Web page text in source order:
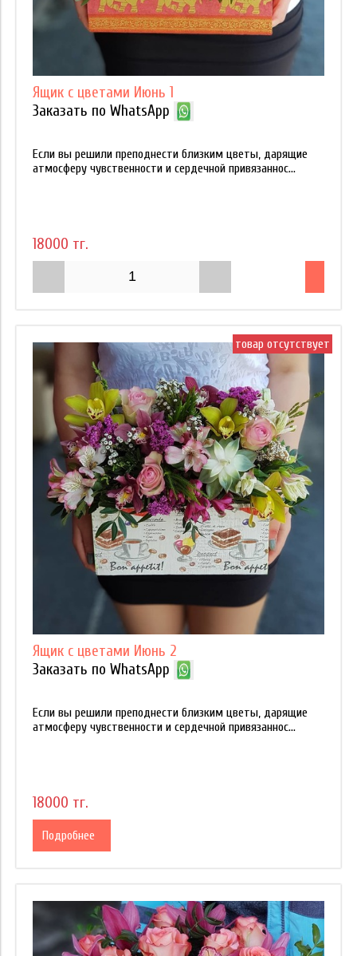
Ящик с цветами Июнь 1
Заказать по WhatsApp
Если вы решили преподнести близким цветы, дарящие
атмосферу чувственности и сердечной привязаннос...
18000 тг.
товар отсутствует
Ящик с цветами Июнь 2
Заказать по WhatsApp
Если вы решили преподнести близким цветы, дарящие
атмосферу чувственности и сердечной привязаннос...
18000 тг.
Подробнее